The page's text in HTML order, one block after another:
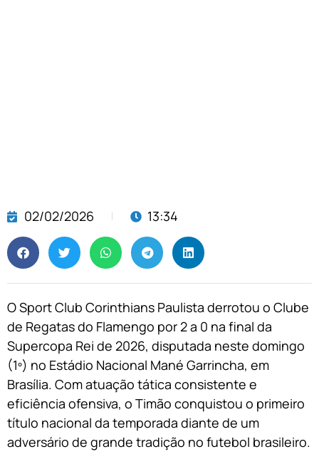
02/02/2026 13:34
O Sport Club Corinthians Paulista derrotou o Clube
de Regatas do Flamengo por 2 a 0 na final da
Supercopa Rei de 2026, disputada neste domingo
(1º) no Estádio Nacional Mané Garrincha, em
Brasília. Com atuação tática consistente e
eficiência ofensiva, o Timão conquistou o primeiro
título nacional da temporada diante de um
adversário de grande tradição no futebol brasileiro.